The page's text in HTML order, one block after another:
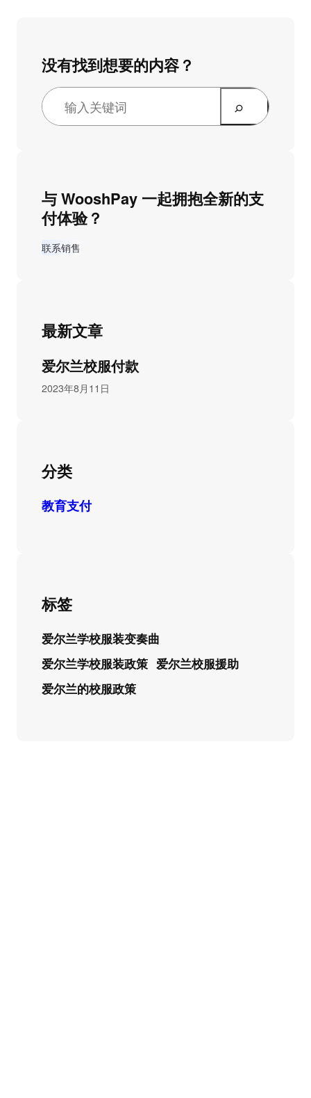
没有找到想要的内容？
与 WooshPay 一起拥抱全新的支
付体验？
联系销售
最新文章
爱尔兰校服付款
2023年8月11日
分类
教育支付
标签
爱尔兰学校服装变奏曲
爱尔兰学校服装政策 爱尔兰校服援助
爱尔兰的校服政策